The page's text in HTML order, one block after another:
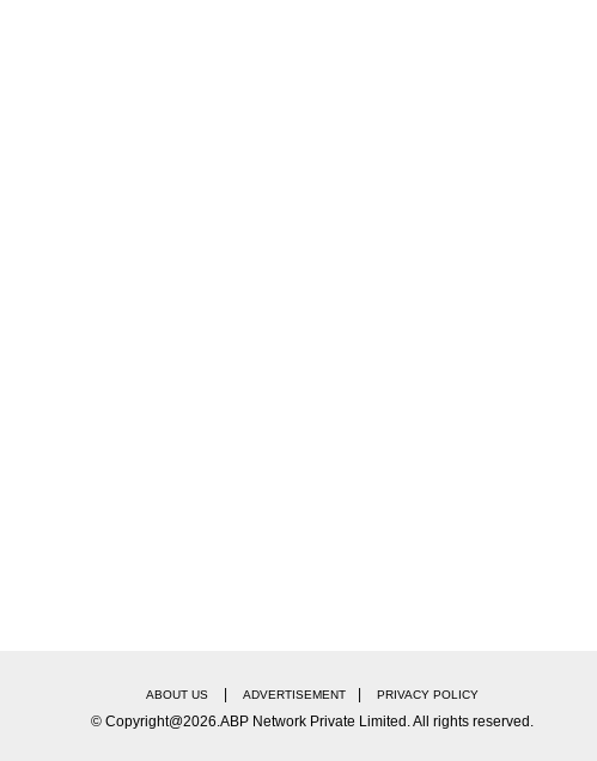
ABOUT US ADVERTISEMENT PRIVACY POLICY
© Copyright@2026.ABP Network Private Limited. All rights reserved.